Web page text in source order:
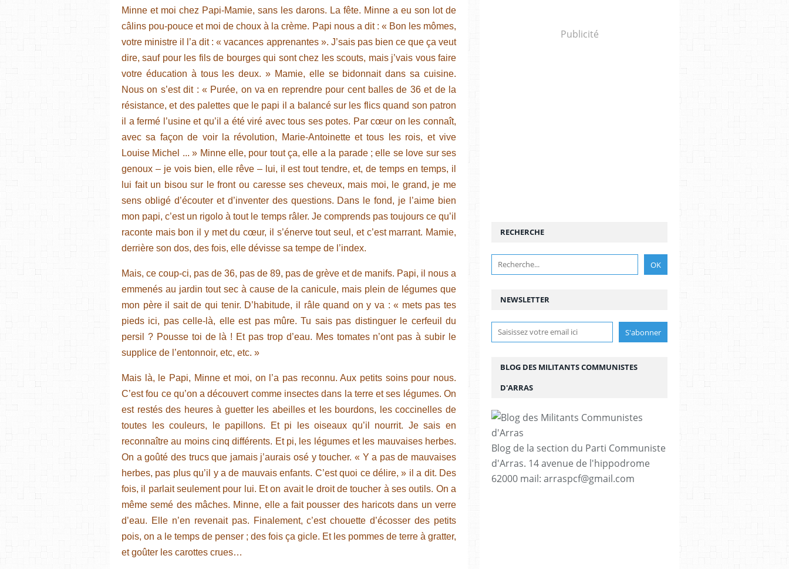
Minne et moi chez Papi-Mamie, sans les darons. La fête. Minne a eu son lot de
câlins pou-pouce et moi de choux à la crème. Papi nous a dit : « Bon les mômes,
votre ministre il l’a dit : « vacances apprenantes ». J’sais pas bien ce que ça veut
dire, sauf pour les fils de bourges qui sont chez les scouts, mais j’vais vous faire
votre éducation à tous les deux. » Mamie, elle se bidonnait dans sa cuisine.
Nous on s’est dit : « Purée, on va en reprendre pour cent balles de 36 et de la
résistance, et des palettes que le papi il a balancé sur les flics quand son patron
il a fermé l’usine et qu’il a été viré avec tous ses potes. Par cœur on les connaît,
avec sa façon de voir la révolution, Marie-Antoinette et tous les rois, et vive
Louise Michel ... » Minne elle, pour tout ça, elle a la parade ; elle se love sur ses
genoux – je vois bien, elle rêve – lui, il est tout tendre, et, de temps en temps, il
lui fait un bisou sur le front ou caresse ses cheveux, mais moi, le grand, je me
sens obligé d’écouter et d’inventer des questions. Dans le fond, je l’aime bien
mon papi, c’est un rigolo à tout le temps râler. Je comprends pas toujours ce qu’il
raconte mais bon il y met du cœur, il s’énerve tout seul, et c’est marrant. Mamie,
derrière son dos, des fois, elle dévisse sa tempe de l’index.
Mais, ce coup-ci, pas de 36, pas de 89, pas de grève et de manifs. Papi, il nous a
emmenés au jardin tout sec à cause de la canicule, mais plein de légumes que
mon père il sait de qui tenir. D’habitude, il râle quand on y va : « mets pas tes
pieds ici, pas celle-là, elle est pas mûre. Tu sais pas distinguer le cerfeuil du
persil ? Pousse toi de là ! Et pas trop d’eau. Mes tomates n’ont pas à subir le
supplice de l’entonnoir, etc, etc. »
Mais là, le Papi, Minne et moi, on l’a pas reconnu. Aux petits soins pour nous.
C’est fou ce qu’on a découvert comme insectes dans la terre et ses légumes. On
est restés des heures à guetter les abeilles et les bourdons, les coccinelles de
toutes les couleurs, le papillons. Et pi les oiseaux qu’il nourrit. Je sais en
reconnaître au moins cinq différents. Et pi, les légumes et les mauvaises herbes.
On a goûté des trucs que jamais j’aurais osé y toucher. « Y a pas de mauvaises
herbes, pas plus qu’il y a de mauvais enfants. C’est quoi ce délire, » il a dit. Des
fois, il parlait seulement pour lui. Et on avait le droit de toucher à ses outils. On a
même semé des mâches. Minne, elle a fait pousser des haricots dans un verre
d’eau. Elle n’en revenait pas. Finalement, c’est chouette d’écosser des petits
pois, on a le temps de penser ; des fois ça gicle. Et les pommes de terre à gratter,
et goûter les carottes crues…
Publicité
NEWSLETTER
RECHERCHE
BLOG DES MILITANTS COMMUNISTES
D'ARRAS
Blog de la section du Parti Communiste
d'Arras. 14 avenue de l'hippodrome
62000 mail: arraspcf@gmail.com